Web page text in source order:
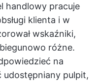
handlowy pracuje
klienta i w
wskaźniki,
różne.
na
udostępniany pulpit,